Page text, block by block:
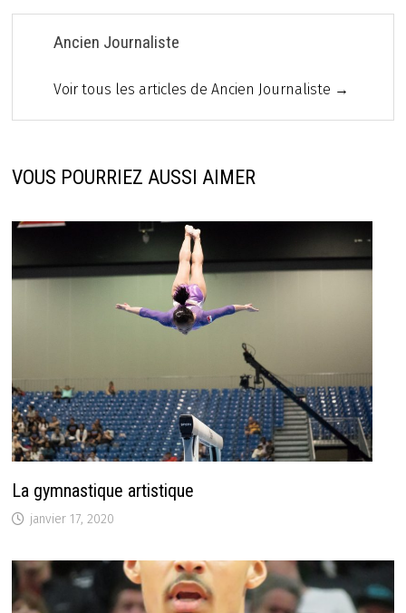
Ancien Journaliste
Voir tous les articles de Ancien Journaliste →
VOUS POURRIEZ AUSSI AIMER
La gymnastique artistique
janvier 17, 2020